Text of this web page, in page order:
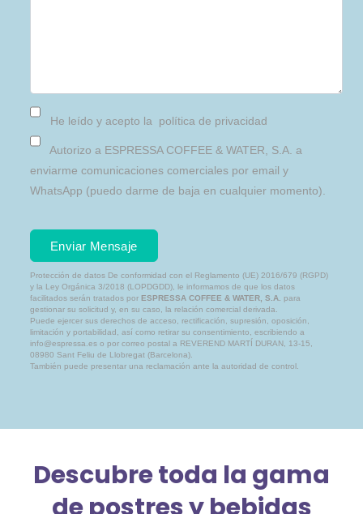
He leído y acepto la política de privacidad
Autorizo a ESPRESSA COFFEE & WATER, S.A. a
enviarme comunicaciones comerciales por email y
WhatsApp (puedo darme de baja en cualquier momento).
Enviar Mensaje
Protección de datos De conformidad con el Reglamento (UE) 2016/679 (RGPD)
y la Ley Orgánica 3/2018 (LOPDGDD), le informamos de que los datos
facilitados serán tratados por ESPRESSA COFFEE & WATER, S.A. para
gestionar su solicitud y, en su caso, la relación comercial derivada.
Puede ejercer sus derechos de acceso, rectificación, supresión, oposición,
limitación y portabilidad, así como retirar su consentimiento, escribiendo a
info@espressa.es o por correo postal a REVEREND MARTÍ DURAN, 13-15,
08980 Sant Feliu de Llobregat (Barcelona).
También puede presentar una reclamación ante la autoridad de control.
Descubre toda la gama